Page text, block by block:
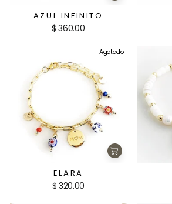
AZUL INFINITO
$ 360.00
Agotado
Agregar
al
ELARA
$ 320.00